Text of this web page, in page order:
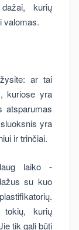
kurių
valomas.
ar tai
kuriose yra
atsparumas
yra
ir trinčiai.
laiko -
su kuo
tokių, kurių
tik gali būti